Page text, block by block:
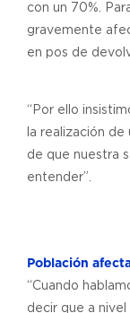
con un 70%.
gravemente
en pos de
“Por ello
la realización de
de que nuestra
entender”.
Población
“Cuando
decir que a